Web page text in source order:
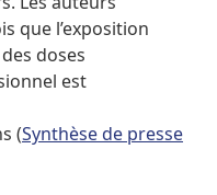
que l’exposition
doses
est
(Synthèse de presse